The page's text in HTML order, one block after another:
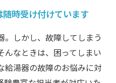
時受け付けています
。しかし、故障してしまう
んなときは、困ってしまい
給湯器の故障のお悩みに対